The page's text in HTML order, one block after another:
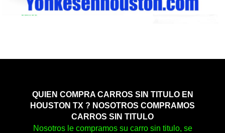
QUIEN COMPRA CARROS SIN TITULO EN
HOUSTON TX ? NOSOTROS COMPRAMOS
CARROS SIN TITULO
Nosotros le compramos su carro sin titulo, se